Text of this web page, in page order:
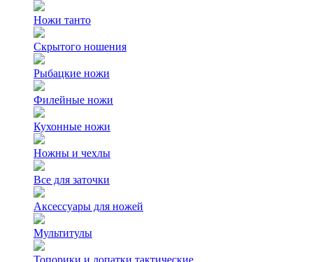
Ножи танто
Скрытого ношения
Рыбацкие ножи
Филейные ножи
Кухонные ножи
Ножны и чехлы
Все для заточки
Аксессуары для ножей
Мультитулы
Топорики и лопатки тактические